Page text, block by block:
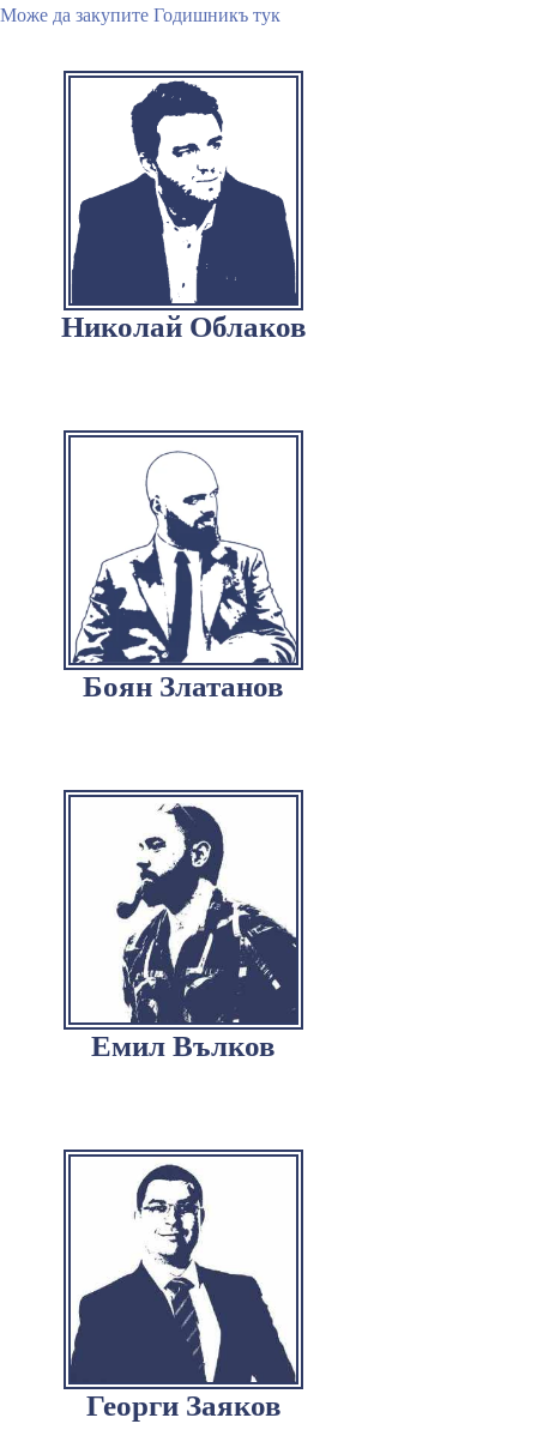
Може да закупите Годишникъ тук
Николай Облаков
Боян Златанов
Емил Вълков
Георги Заяков